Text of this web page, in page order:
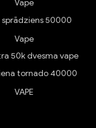
Vape
sprādziens 50000
Vape
50k dvesma vape
tornado 40000
VAPE